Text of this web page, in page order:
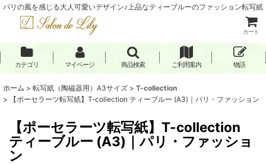
パリの風を感じる大人可愛いデザイン♪上品なティーブルーのファッション転写紙
カート
カテゴリ マイページ 商品検索 ご利用案内 物語
ホーム > 転写紙（陶磁器用）A3サイズ > T-collection
>
【ポーセラーツ転写紙】T-collection ティーブルー (A3)｜パリ・ファッション
【ポーセラーツ転写紙】T-collection
ティーブルー (A3)｜パリ・ファッショ
ン